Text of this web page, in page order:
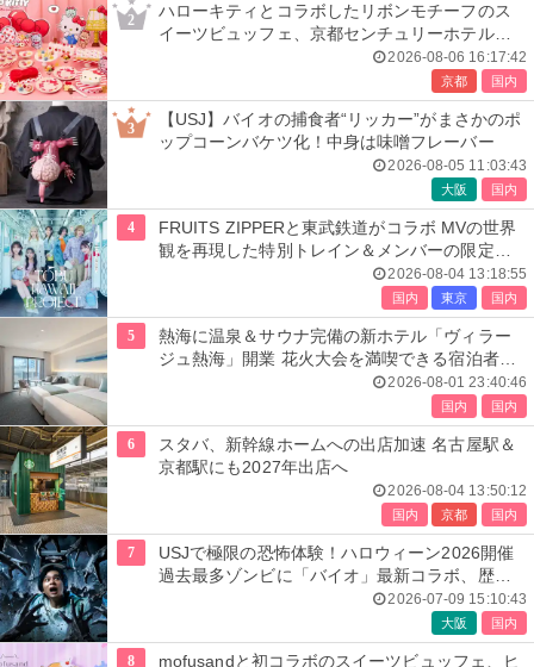
2
ハローキティとコラボしたリボンモチーフのス
イーツビュッフェ、京都センチュリーホテルで
2026-08-06 16:17:42
京都 国内
3
【USJ】バイオの捕食者“リッカー”がまさかのポ
ップコーンバケツ化！中身は味噌フレーバー
2026-08-05 11:03:43
大阪 国内
4
FRUITS ZIPPERと東武鉄道がコラボ MVの世界
観を再現した特別トレイン＆メンバーの限定ア
2026-08-04 13:18:55
国内 東京 国内
5
熱海に温泉＆サウナ完備の新ホテル「ヴィラー
ジュ熱海」開業 花火大会を満喫できる宿泊者専
2026-08-01 23:40:46
国内 国内
6
スタバ、新幹線ホームへの出店加速 名古屋駅＆
京都駅にも2027年出店へ
2026-08-04 13:50:12
国内 京都 国内
7
USJで極限の恐怖体験！ハロウィーン2026開催
過去最多ゾンビに「バイオ」最新コラボ、歴代
2026-07-09 15:10:43
大阪 国内
8
mofusandと初コラボのスイーツビュッフェ、ヒ